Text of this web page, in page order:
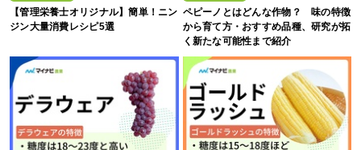
【管理栄養士オリジナル】簡単！ニン
ジン大量消費レシピ5選
ペピーノとはどんな作物？ 味の特徴
から育て方・おすすめ品種、研究が拓
く新たな可能性まで紹介